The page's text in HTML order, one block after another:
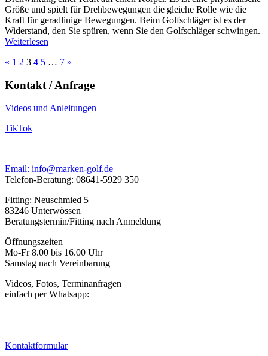
Größe und spielt für Drehbewegungen die gleiche Rolle wie die
Kraft für geradlinige Bewegungen. Beim Golfschläger ist es der
Widerstand, den Sie spüren, wenn Sie den Golfschläger schwingen.
Weiterlesen
« 1 2 3 4 5 … 7 »
Kontakt / Anfrage
Videos und Anleitungen
TikTok
Email: info@marken-golf.de
Telefon-Beratung: 08641-5929 350
Fitting: Neuschmied 5
83246 Unterwössen
Beratungstermin/Fitting nach Anmeldung
Öffnungszeiten
Mo-Fr 8.00 bis 16.00 Uhr
Samstag nach Vereinbarung
Videos, Fotos, Terminanfragen
einfach per Whatsapp:
Kontaktformular